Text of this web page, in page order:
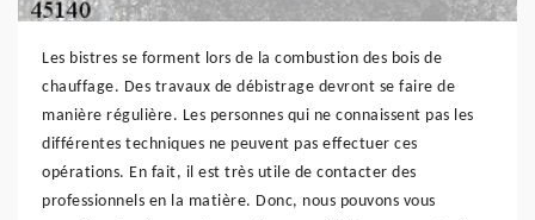
Les bistres se forment lors de la combustion des bois de
chauffage. Des travaux de débistrage devront se faire de
manière régulière. Les personnes qui ne connaissent pas les
différentes techniques ne peuvent pas effectuer ces
opérations. En fait, il est très utile de contacter des
professionnels en la matière. Donc, nous pouvons vous